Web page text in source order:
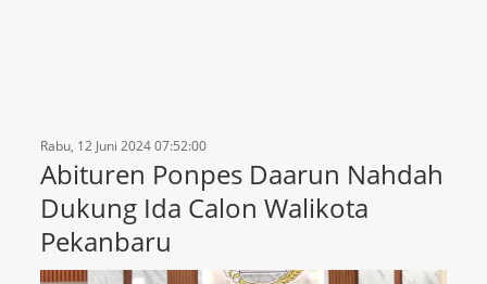
Rabu, 12 Juni 2024 07:52:00
Abituren Ponpes Daarun Nahdah
Dukung Ida Calon Walikota
Pekanbaru